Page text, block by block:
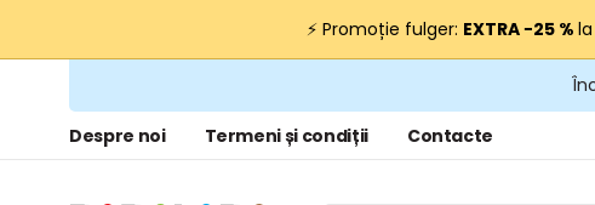
⚡ Promoție fulger: EXTRA −25 %
Despre noi Termeni și condiții Contacte